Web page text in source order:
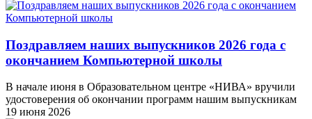
Поздравляем наших выпускников 2026 года c
окончанием Компьютерной школы
В начале июня в Образовательном центре «НИВА» вручили
удостоверения об окончании программ нашим выпускникам
19 июня 2026